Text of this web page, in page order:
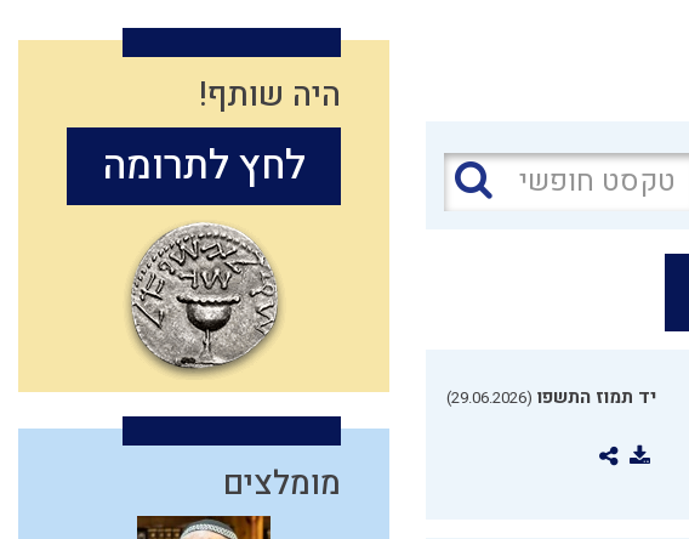
יד תמוז התשפו (29.06.2026)
היה שותף!
לחץ לתרומה
מומלצים